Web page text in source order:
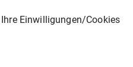
Einwilligungen/Cookies